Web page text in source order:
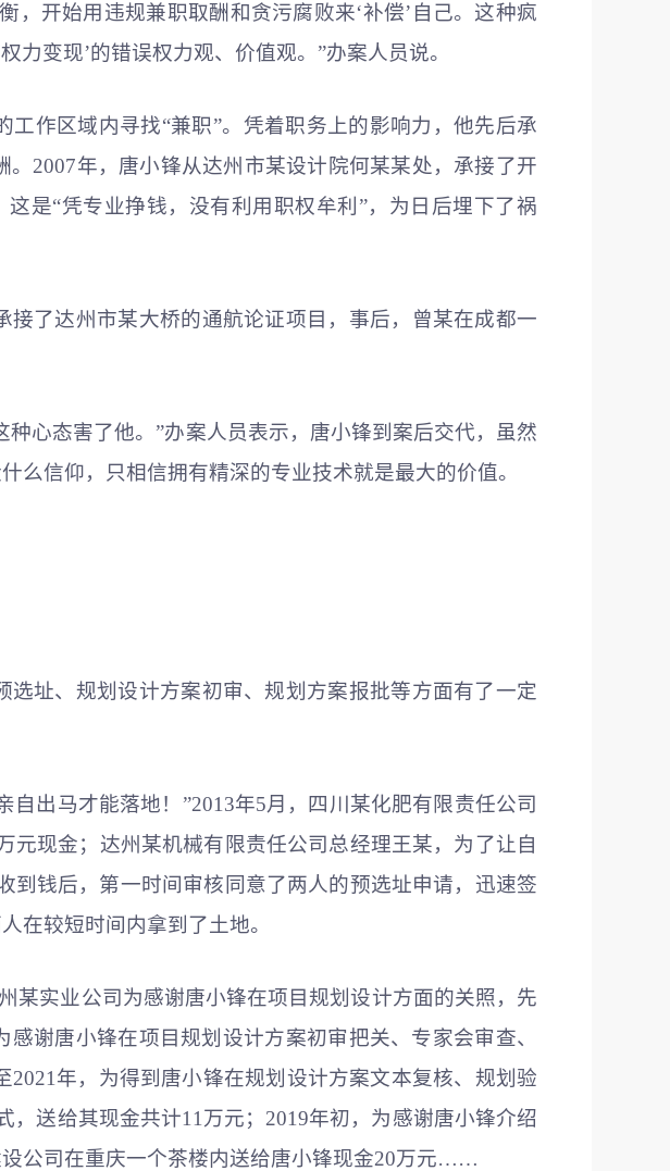
开始用违规兼职取酬和贪污腐败来‘补偿’自己。这种疯
力变现’的错误权力观、价值观。”办案人员说。
作区域内寻找“兼职”。凭着职务上的影响力，他先后承
2007年，唐小锋从达州市某设计院何某某处，承接了开
是“凭专业挣钱，没有利用职权牟利”，为日后埋下了祸
了达州市某大桥的通航论证项目，事后，曾某在成都一
心态害了他。”办案人员表示，唐小锋到案后交代，虽然
么信仰，只相信拥有精深的专业技术就是最大的价值。
址、规划设计方案初审、规划方案报批等方面有了一定
出马才能落地！”2013年5月，四川某化肥有限责任公司
元现金；达州某机械有限责任公司总经理王某，为了让自
钱后，第一时间审核同意了两人的预选址申请，迅速签
在较短时间内拿到了土地。
某实业公司为感谢唐小锋在项目规划设计方面的关照，先
谢唐小锋在项目规划设计方案初审把关、专家会审查、
年，为得到唐小锋在规划设计方案文本复核、规划验
送给其现金共计11万元；2019年初，为感谢唐小锋介绍
公司在重庆一个茶楼内送给唐小锋现金20万元……